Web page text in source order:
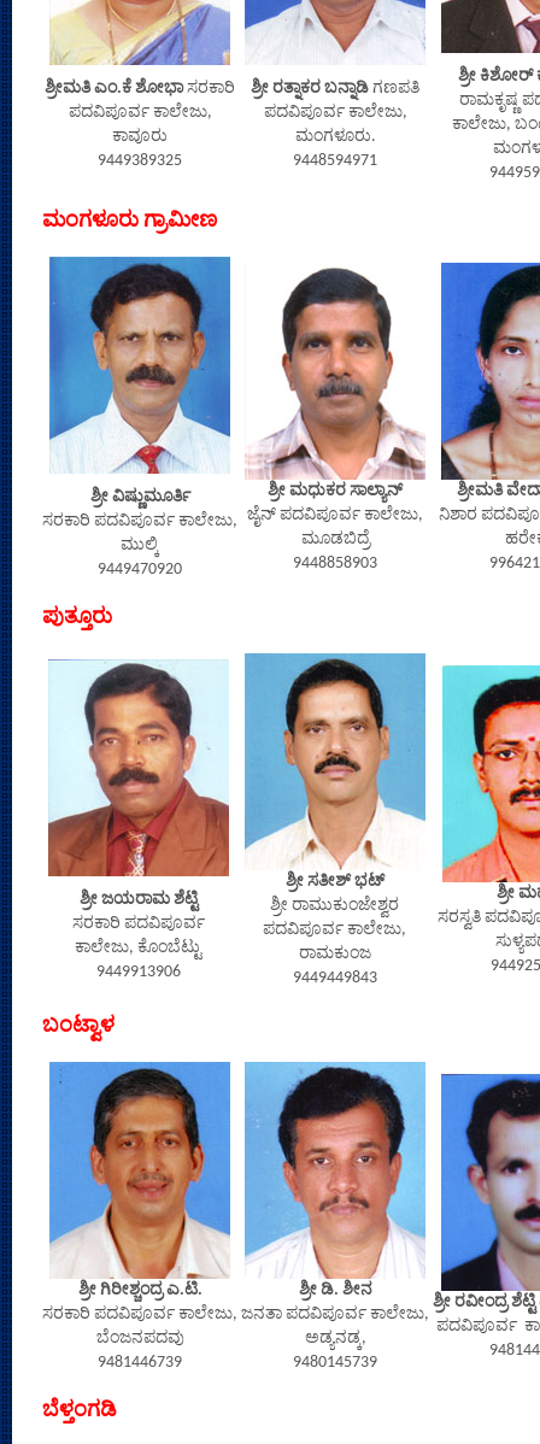
ಶ್ರೀಮತಿ ಎಂ.ಕೆ ಶೋಭಾಸರಕಾರಿ
ಪದವಿಪೂರ್ವ ಕಾಲೇಜು,
ಕಾವೂರು
9449389325
ಶ್ರೀ ರತ್ನಾಕರ ಬನ್ನಾಡಿ ಗಣಪತಿ
ಪದವಿಪೂರ್ವ ಕಾಲೇಜು,
ಮಂಗಳೂರು.
9448594971
ಶ್ರೀ ಕಿಶೋರ್
ರಾಮಕೃಷ್ಣ
ಕಾಲೇಜು,
ಮಂಗಳೂರು ಗ್ರಾಮೀಣ
ಶ್ರೀ ವಿಷ್ಣುಮೂರ್ತಿ
ಸರಕಾರಿ ಪದವಿಪೂರ್ವ ಕಾಲೇಜು,
ಮುಲ್ಕಿ
9449470920
ಶ್ರೀ ಮಧುಕರ ಸಾಲ್ಯಾನ್
ಜೈನ್ ಪದವಿಪೂರ್ವ ಕಾಲೇಜು,
ಮೂಡಬಿದ್ರೆ
9448858903
ಶ್ರೀಮತಿ
ನಿಶಾರ
ಪುತ್ತೂರು
ಶ್ರೀ ಜಯರಾಮ ಶೆಟ್ಟಿ
ಸರಕಾರಿ ಪದವಿಪೂರ್ವ
ಕಾಲೇಜು, ಕೊಂಬೆಟ್ಟು
9449913906
ಶ್ರೀ ಸತೀಶ್ ಭಟ್
ಶ್ರೀ ರಾಮುಕುಂಜೇಶ್ವರ
ಪದವಿಪೂರ್ವ ಕಾಲೇಜು,
ರಾಮಕುಂಜ
9449449843
ಶ್ರೀ
ಸರಸ್ವತಿ
ಬಂಟ್ವಾಳ
ಶ್ರೀ ಗಿರೀಶ್ಚಂದ್ರ ಎ.ಟಿ.
ಸರಕಾರಿ ಪದವಿಪೂರ್ವ ಕಾಲೇಜು,
ಬೆಂಜನಪದವು
9481446739
ಶ್ರೀ ಡಿ. ಶೀನ
ಜನತಾ ಪದವಿಪೂರ್ವ ಕಾಲೇಜು,
ಅಡ್ಯನಡ್ಕ,
9480145739
ಶ್ರೀ ರವೀಂದ್ರ
ಪದವಿಪೂರ್ವ
ಬೆಳ್ತಂಗಡಿ